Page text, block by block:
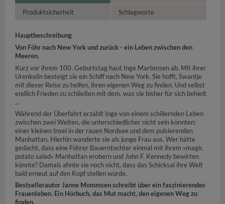
Produktsicherheit Schlagworte
Hauptbeschreibung
Von Föhr nach New York und zurück - ein Leben zwischen den
Meeren.
Kurz vor ihrem 100. Geburtstag haut Inge Martensen ab. Mit ihrer
Urenkelin besteigt sie ein Schiff nach New York. Sie hofft, Swantje
mit dieser Reise zu helfen, ihren eigenen Weg zu finden. Und selbst
endlich Frieden zu schließen mit dem, was sie bisher für sich behielt
...
Während der Überfahrt erzählt Inge von einem schillernden Leben
zwischen zwei Welten, die unterschiedlicher nicht sein könnten:
einer kleinen Insel in der rauen Nordsee und dem pulsierenden
Manhattan. Hierhin wanderte sie als junge Frau aus. Wer hätte
gedacht, dass eine Föhrer Bauerntochter einmal mit ihrem »magic
potato salad« Manhattan erobern und John F. Kennedy bewirten
könnte? Damals ahnte sie noch nicht, dass das Schicksal ihre Welt
bald erneut auf den Kopf stellen würde.
Bestsellerautor Janne Mommsen schreibt über ein faszinierendes
Frauenleben. Ein Hörbuch, das Mut macht, den eigenen Weg zu
finden.